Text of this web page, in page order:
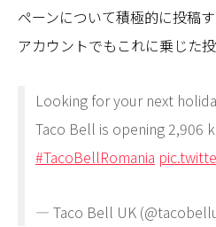
ペーンについて積極的に投稿
アカウントでもこれに乗じた
Looking for your next
Taco Bell is opening 2,906
#TacoBellRomania
— Taco Bell UK